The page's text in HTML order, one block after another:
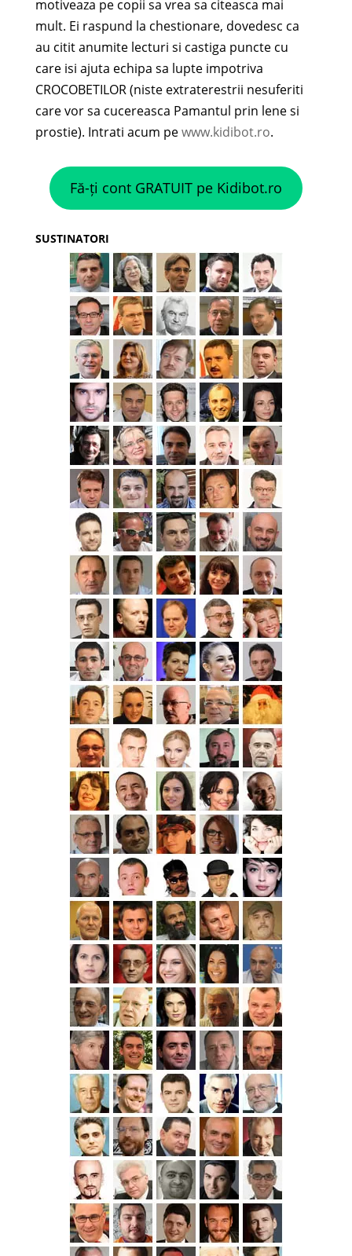
motiveaza pe copii sa vrea sa citeasca mai
mult. Ei raspund la chestionare, dovedesc ca
au citit anumite lecturi si castiga puncte cu
care isi ajuta echipa sa lupte impotriva
CROCOBETILOR (niste extraterestrii nesuferiti
care vor sa cucereasca Pamantul prin lene si
prostie). Intrati acum pewww.kidibot.ro.
Fă-ți cont GRATUIT pe Kidibot.ro
SUSTINATORI